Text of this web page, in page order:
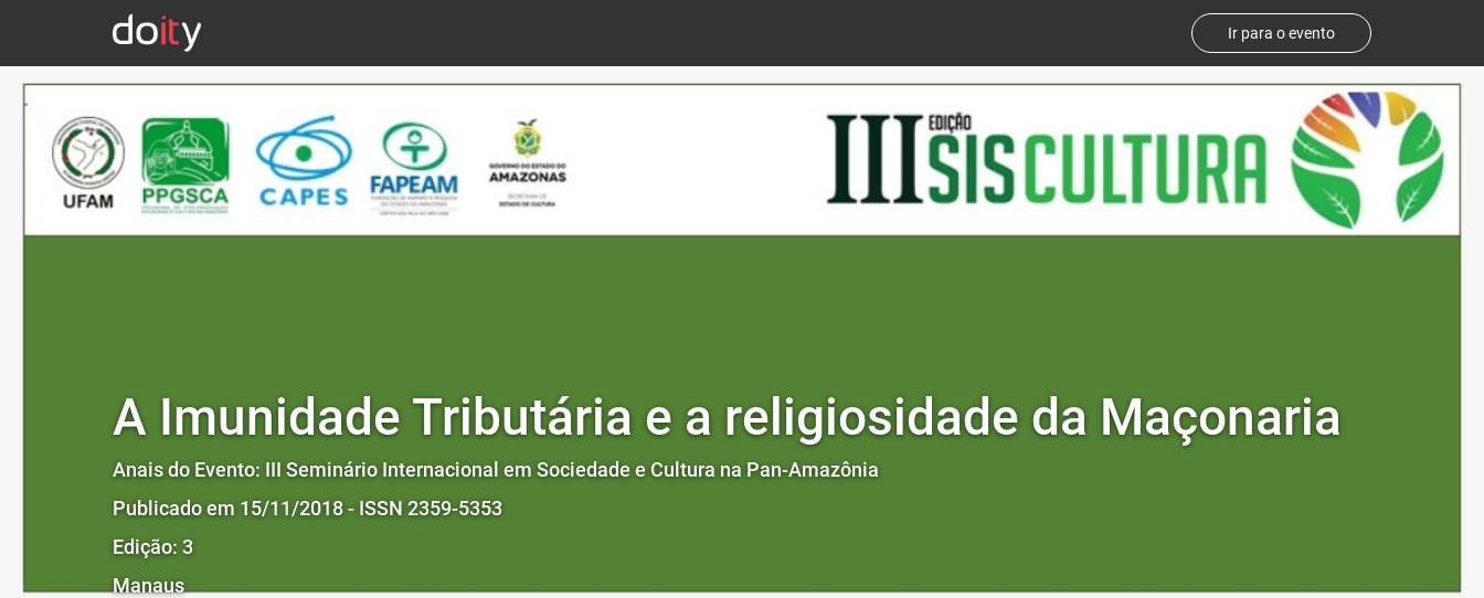
Ir para o evento
A Imunidade Tributária e a religiosidade da Maçonaria
Anais do Evento: III Seminário Internacional em Sociedade e Cultura na Pan-Amazônia
Publicado em 15/11/2018 - ISSN 2359-5353
Edição: 3
Manaus